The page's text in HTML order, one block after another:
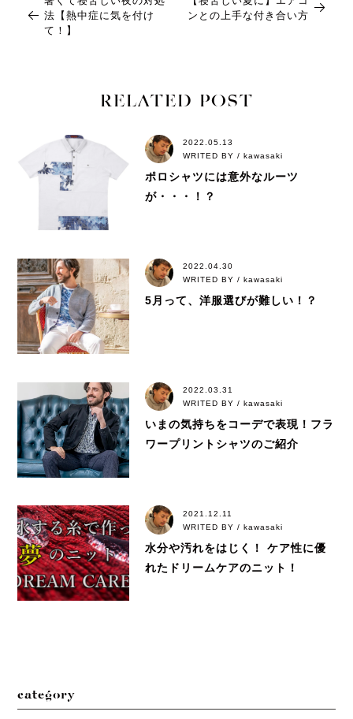
法【熱中症に気を付け
て！】
ンとの上手な付き合い方
RELATED POST
2022.05.13
WRITED BY / kawasaki
ポロシャツには意外なルーツ
が・・・！？
2022.04.30
WRITED BY / kawasaki
5月って、洋服選びが難しい！？
2022.03.31
WRITED BY / kawasaki
いまの気持ちをコーデで表現！フラ
ワープリントシャツのご紹介
2021.12.11
WRITED BY / kawasaki
水分や汚れをはじく！ ケア性に優
れたドリームケアのニット！
category